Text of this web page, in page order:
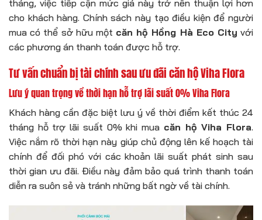
tháng, việc tiếp cận mức giá này trở nên thuận lợi hơn
cho khách hàng. Chính sách này tạo điều kiện để người
mua có thể sở hữu một căn hộ Hồng Hà Eco City với
các phương án thanh toán được hỗ trợ.
Tư vấn chuẩn bị tài chính sau ưu đãi căn hộ Viha Flora
Lưu ý quan trọng về thời hạn hỗ trợ lãi suất 0% Viha Flora
Khách hàng cần đặc biệt lưu ý về thời điểm kết thúc 24
tháng hỗ trợ lãi suất 0% khi mua căn hộ Viha Flora.
Việc nắm rõ thời hạn này giúp chủ động lên kế hoạch tài
chính để đối phó với các khoản lãi suất phát sinh sau
thời gian ưu đãi. Điều này đảm bảo quá trình thanh toán
diễn ra suôn sẻ và tránh những bất ngờ về tài chính.